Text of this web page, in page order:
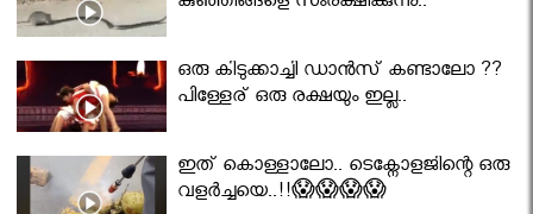
ഒരു കിടുക്കാച്ചി ഡാൻസ് കണ്ടാലോ ??
പിള്ളേര് ഒരു രക്ഷയും ഇല്ല..
ഇത് കൊള്ളാലോ.. ടെക്നോളജിന്റെ ഒരു
വളർച്ചയെ..!!😱😱😱😱